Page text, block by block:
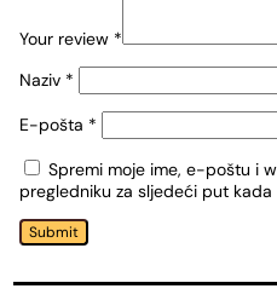
Your review *
Naziv *
E-pošta *
Spremi moje ime, e-poštu i
pregledniku za sljedeći put
Submit